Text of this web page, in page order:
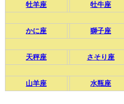
牡羊座
牡牛座
かに座 獅子座
天秤座 さそり座
山羊座 水瓶座